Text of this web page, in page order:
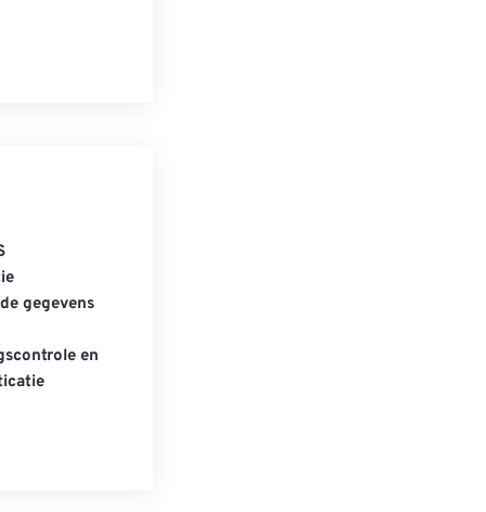
gegevens
en